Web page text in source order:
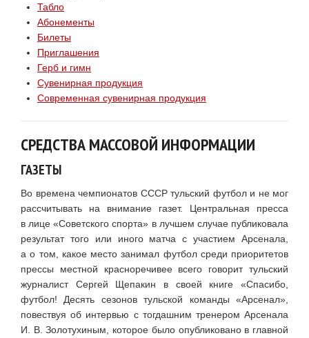
Табло
Абонементы
Билеты
Приглашения
Герб и гимн
Сувенирная продукция
Современная сувенирная продукция
СРЕДСТВА МАССОВОЙ ИНФОРМАЦИИ
ГАЗЕТЫ
Во времена чемпионатов СССР тульский футбол и не мог
рассчитывать на внимание газет. Центральная пресса
в лице «Советского спорта» в лучшем случае публиковала
результат того или иного матча с участием Арсенала,
а о том, какое место занимал футбол среди приоритетов
прессы местной красноречивее всего говорит тульский
журналист Сергей Щепакин в своей книге «Спасибо,
футбол! Десять сезонов тульской команды «Арсенал»,
повествуя об интервью с тогдашним тренером Арсенала
И. В. Золотухиным, которое было опубликовано в главной